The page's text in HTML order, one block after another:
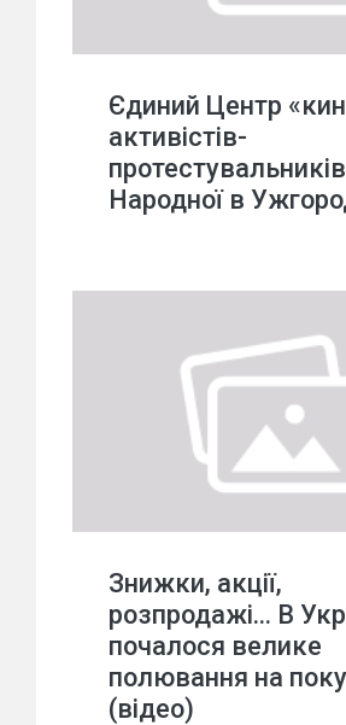
Єдиний Центр
активістів-
Народної в
Знижки, акції,
розпродажі… В
почалося велике
полювання на
(відео)